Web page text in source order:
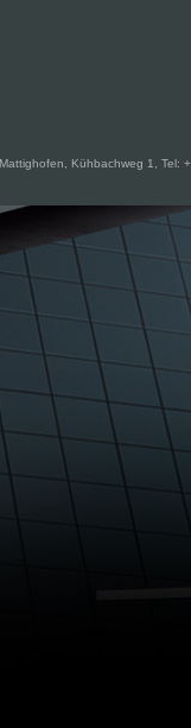
Kühbachweg 1, Tel: